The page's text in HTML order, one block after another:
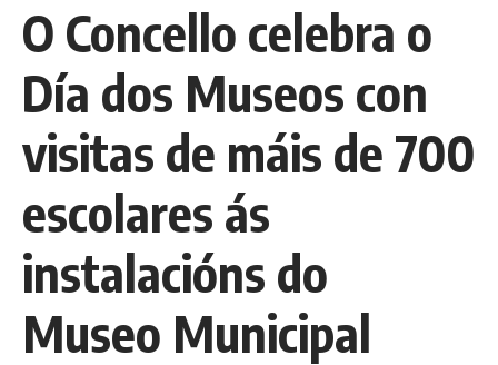
O Concello celebra o
Día dos Museos con
visitas de máis de 700
escolares ás
instalacións do
Museo Municipal